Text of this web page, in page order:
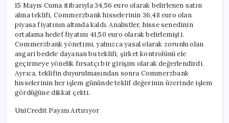
15 Mayıs Cuma itibarıyla 34,56 euro olarak belirlenen satın
alma teklifi, Commerzbank hisselerinin 36,48 euro olan
piyasa fiyatının altında kaldı. Analistler, hisse senedinin
ortalama hedef fiyatını 41,50 euro olarak belirlemişti.
Commerzbank yönetimi, yalnızca yasal olarak zorunlu olan
asgari bedele dayanan bu teklifi, şirket kontrolünü ele
geçirmeye yönelik fırsatçı bir girişim olarak değerlendirdi.
Ayrıca, teklifin duyurulmasından sonra Commerzbank
hisselerinin her işlem gününde teklif değerinin üzerinde işlem
gördüğüne dikkat çekti.
UniCredit Payını Artırıyor